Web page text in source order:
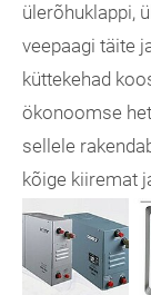
ülerõhuklappi,
veepaagi täite
küttekehad
ökonoomse
sellele
kõige kiiremat